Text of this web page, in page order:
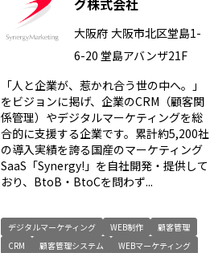
グ株式会社
大阪府 大阪市北区堂島1-
6-20 堂島アバンザ21F
「人と企業が、惹かれ合う世の中へ。」
をビジョンに掲げ、企業のCRM（顧客関
係管理）やデジタルマーケティングを総
合的に支援する企業です。累計約5,200社
の導入実績を誇る国産のマーケティング
SaaS「Synergy!」を自社開発・提供して
おり、BtoB・BtoCを問わず...
デジタルマーケティング WEB制作
顧客管理
CRM
顧客管理システム WEBマーケティング